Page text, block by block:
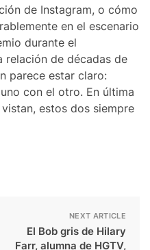
de Instagram, o cómo
en el escenario
durante el
relación de décadas de
parece estar claro:
con el otro. En última
estos dos siempre
NEXT ARTICLE
El Bob gris de Hilary
Farr, alumna de HGTV,